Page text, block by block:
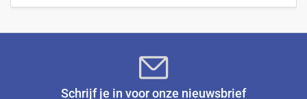
Schrijf je in voor onze nieuwsbrief